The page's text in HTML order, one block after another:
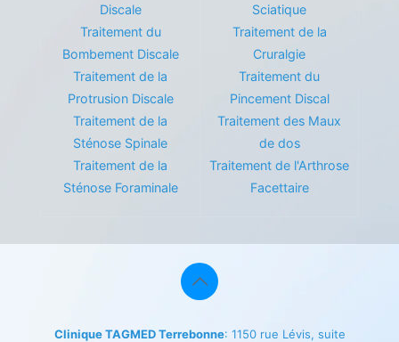
Discale
Traitement du
Bombement Discale
Traitement de la
Protrusion Discale
Traitement de la
Sténose Spinale
Traitement de la
Sténose Foraminale
Sciatique
Traitement de la
Cruralgie
Traitement du
Pincement Discal
Traitement des Maux
de dos
Traitement de l'Arthrose
Facettaire
Clinique TAGMED Terrebonne: 1150 rue Lévis, suite